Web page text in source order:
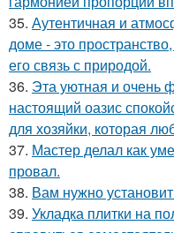
35. Аутентичная и
доме - это
его связь с природой.
36. Эта уютная и очень
настоящий оазис
для хозяйки, которая
37. Мастер делал как
провал.
38. Вам нужно
39. Укладка плитки на